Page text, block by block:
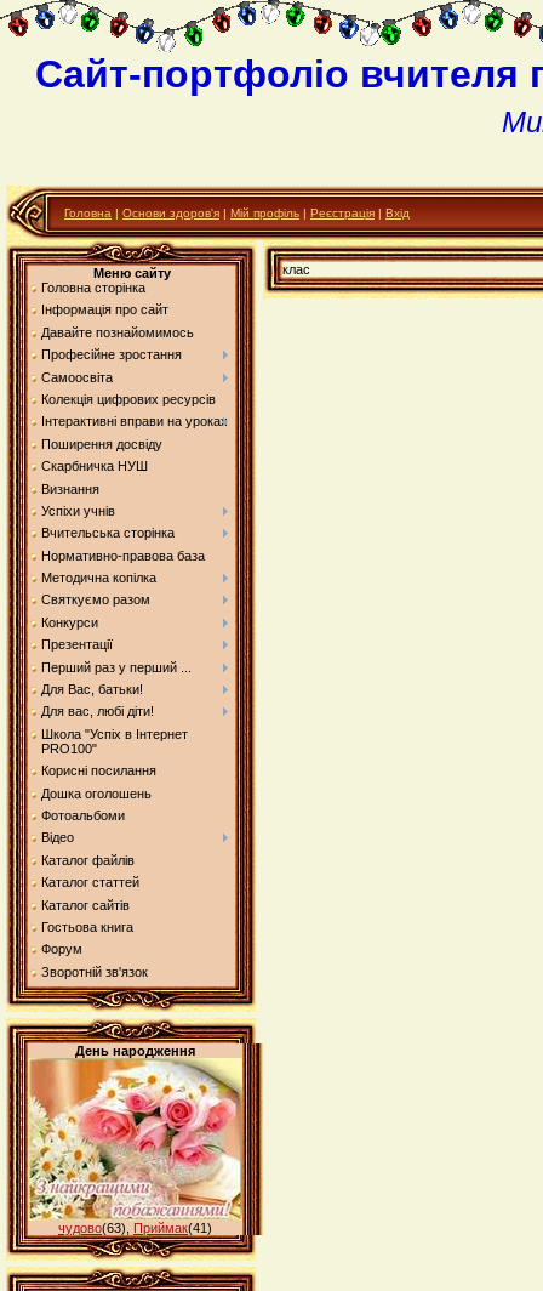
Сайт-портфоліо вчителя
Головна | Основи здоров'я | Мій профіль | Реєстрація | Вхід
Меню сайту
Головна сторінка
Інформація про сайт
Давайте познайомимось
Професійне зростання
Самоосвіта
Колекція цифрових ресурсів
Інтерактивні вправи на уроках
Поширення досвіду
Скарбничка НУШ
Визнання
Успіхи учнів
Вчительська сторінка
Нормативно-правова база
Методична копілка
Святкуємо разом
Конкурси
Презентації
Перший раз у перший ...
Для Вас, батьки!
Для вас, любі діти!
Школа "Успіх в Інтернет
PRO100"
Корисні посилання
Дошка оголошень
Фотоальбоми
Відео
Каталог файлів
Каталог статтей
Каталог сайтів
Гостьова книга
Форум
Зворотній зв'язок
День народження
чудово(63) Приймак(41)
клас